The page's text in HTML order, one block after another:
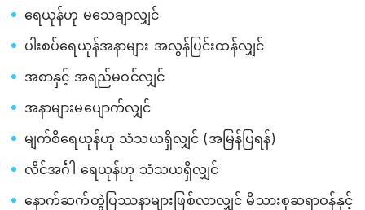
ရေယုန်ဟု မသေချာလျှင်
ပါးစပ်ရေယုန်အနာများ အလွန်ပြင်းထန်လျှင်
အစာနှင့် အရည်မဝင်လျှင်
အနာများမပျောက်လျှင်
မျက်စိရေယုန်ဟု သံသယရှိလျှင် (အမြန်ပြရန်)
လိင်အင်္ဂါ ရေယုန်ဟု သံသယရှိလျှင်
နောက်ဆက်တွဲပြဿနာများဖြစ်လာလျှင် မိသားစုဆရာဝန်နှင့်